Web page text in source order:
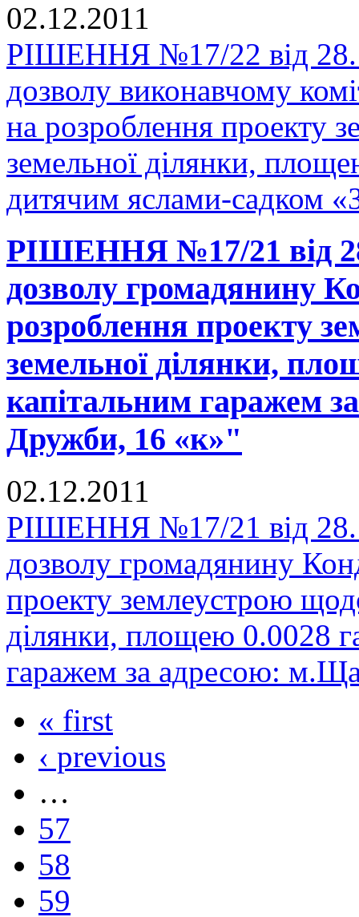
02.12.2011
РІШЕННЯ №17/22 від
дозволу виконавчому
на розроблення проекту
земельної ділянки,
дитячим яслами-садком
РІШЕННЯ №17/21 від
дозволу громадянину
розроблення проекту
земельної ділянки,
капітальним гаражем
Дружби, 16 «к»"
02.12.2011
РІШЕННЯ №17/21 від
дозволу громадянину
проекту землеустрою
ділянки, площею 0.0028
гаражем за адресою:
« first
‹ previous
…
57
58
59